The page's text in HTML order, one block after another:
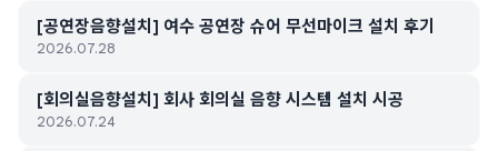
[공연장음향설치] 여수 공연장 슈어 무선마이크 설치 후기
2026.07.28
[회의실음향설치] 회사 회의실 음향 시스템 설치 시공
2026.07.24